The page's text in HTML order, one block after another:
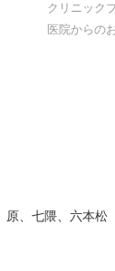
クリニック
医院からの
原、七隈、六本松